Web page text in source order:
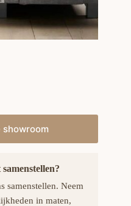
showroom
samenstellen. Neem
in maten,